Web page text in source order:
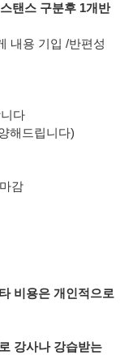
탠스 구분후 1개반
내용 기입 /반편성
다
해드립니다)
감
비용은 개인적으로
강사나 강습받는